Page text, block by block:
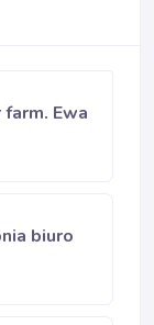
farm. Ewa
biuro